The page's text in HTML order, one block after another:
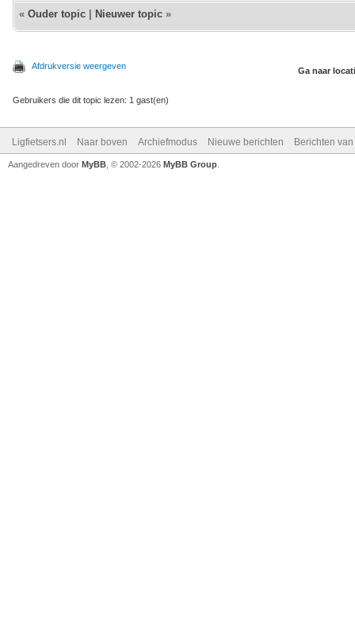
« Ouder topic Nieuwer topic »
Afdrukversie weergeven Ga naar
Gebruikers die dit topic lezen: 1 gast(en)
Ligfietsers.nl Naar boven Archiefmodus Nieuwe berichten Berichten
Aangedreven door MyBB , © 2002-2026 MyBB Group